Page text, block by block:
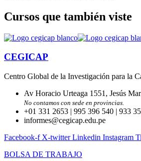
Cursos que también viste
CEGICAP
Centro Global de la Investigación para la
Av Horacio Urteaga 1551, Jesús
No contamos con sede en provincias.
+01 331 2653 | 995 396 540 | 933
informes@cegicap.edu.pe
Facebook-f X-twitter Linkedin Instagram
BOLSA DE TRABAJO